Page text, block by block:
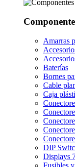
Amarras
Baterías
Bornes
Cable
Caja
DIP
Displays
Fusibles